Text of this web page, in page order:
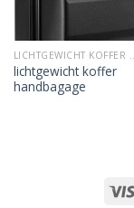
lichtgewicht koffer
handbagage